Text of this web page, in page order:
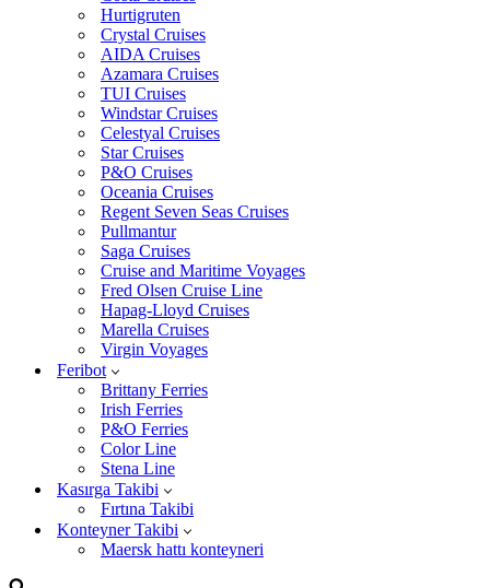
Hurtigruten
Crystal Cruises
AIDA Cruises
Azamara Cruises
TUI Cruises
Windstar Cruises
Celestyal Cruises
Star Cruises
P&O Cruises
Oceania Cruises
Regent Seven Seas Cruises
Pullmantur
Saga Cruises
Cruise and Maritime Voyages
Fred Olsen Cruise Line
Hapag-Lloyd Cruises
Marella Cruises
Virgin Voyages
Feribot
Brittany Ferries
Irish Ferries
P&O Ferries
Color Line
Stena Line
Kasırga Takibi
Fırtına Takibi
Konteyner Takibi
Maersk hattı konteyneri